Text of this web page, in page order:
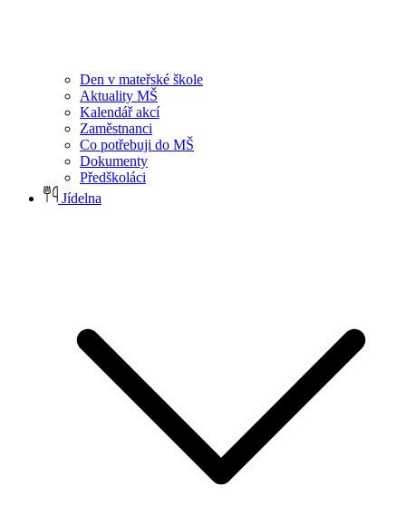
Den v mateřské škole
Aktuality MŠ
Kalendář akcí
Zaměstnanci
Co potřebuji do MŠ
Dokumenty
Předškoláci
Jídelna